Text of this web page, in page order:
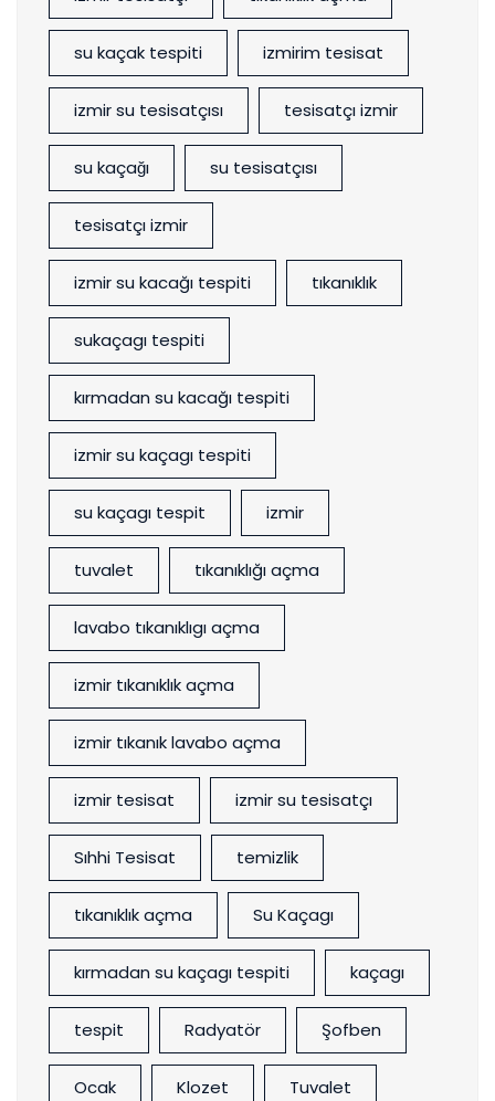
su kaçak tespiti izmirim tesisat
izmir su tesisatçısı tesisatçı izmir
su kaçağı su tesisatçısı
tesisatçı izmir
izmir su kacağı tespiti tıkanıklık
sukaçagı tespiti
kırmadan su kacağı tespiti
izmir su kaçagı tespiti
su kaçagı tespit izmir
tuvalet tıkanıklığı açma
lavabo tıkanıklıgı açma
izmir tıkanıklık açma
izmir tıkanık lavabo açma
izmir tesisat izmir su tesisatçı
Sıhhi Tesisat temizlik
tıkanıklık açma Su Kaçagı
kırmadan su kaçagı tespiti kaçagı
tespit Radyatör Şofben
Ocak Klozet Tuvalet